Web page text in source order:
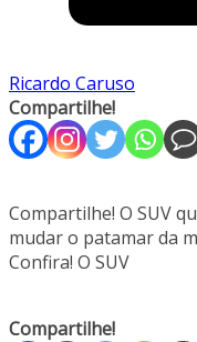
Ricardo Caruso
Compartilhe!
Compartilhe! O SUV
mudar o patamar da
Confira! O SUV
Compartilhe!